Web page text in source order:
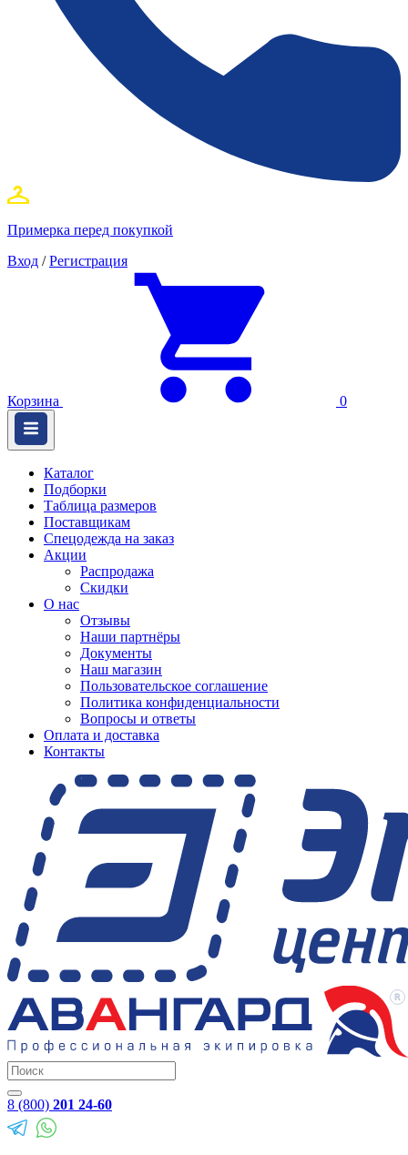
Примерка перед покупкой
Вход / Регистрация
Корзина 0
Каталог
Подборки
Таблица размеров
Поставщикам
Спецодежда на заказ
Акции
Распродажа
Скидки
О нас
Отзывы
Наши партнёры
Документы
Наш магазин
Пользовательское соглашение
Политика конфиденциальности
Вопросы и ответы
Оплата и доставка
Контакты
8 (800) 201 24-60